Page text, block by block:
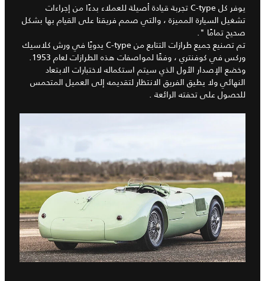
يوفر كل C-type تجربة قيادة أصيلة للعملاء بدءًا من إجراءات
تشغيل السيارة المميزة ، والتي صمم فريقنا على القيام بها بشكل
صحيح تمامًا ".
تم تصنيع جميع طرازات التتابع من C-type يدويًا في ورش كلاسيك
وركس في كوفنتري ، وفقًا لمواصفات هذه الطرازات لعام 1953.
وخضع الإصدار الأول الذي سيتم استكماله لاختبارات الابتعاد
النهائي ولا يطيق الفريق الانتظار لتقديمه إلى العميل المتحمس
للحصول على تحفته الرائعة .